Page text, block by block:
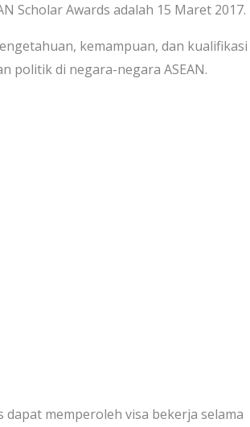
Scholar Awards adalah 15 Maret 2017.
kemampuan, dan kualifikasi
politik di negara-negara ASEAN.
dapat memperoleh visa bekerja selama